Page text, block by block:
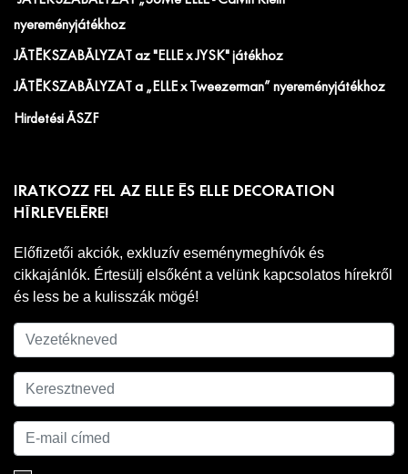
nyereményjátékhoz
JÁTÉKSZABÁLYZAT az "ELLE x JYSK" játékhoz
JÁTÉKSZABÁLYZAT a „ELLE x Tweezerman” nyereményjátékhoz
Hirdetési ÁSZF
IRATKOZZ FEL AZ ELLE ÉS ELLE DECORATION
HÍRLEVELÉRE!
Előfizetői akciók, exkluzív eseménymeghívók és
cikkajánlók. Értesülj elsőként a velünk kapcsolatos hírekről
és less be a kulisszák mögé!